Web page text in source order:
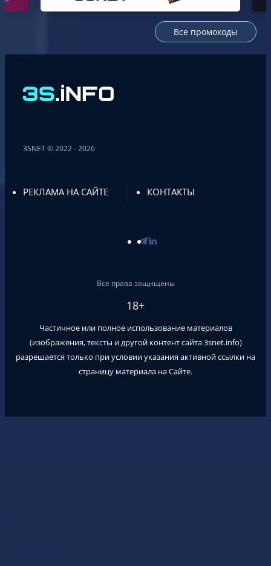
Все промокоды
3SNET © 2022 - 2026
РЕКЛАМА НА САЙТЕ КОНТАКТЫ
Все права защищены
18+
Частичное или полное использование материалов
(изображения, тексты и другой контент сайта3snet.info)
разрешается только при условии указания активной ссылки на
страницу материала на Сайте.